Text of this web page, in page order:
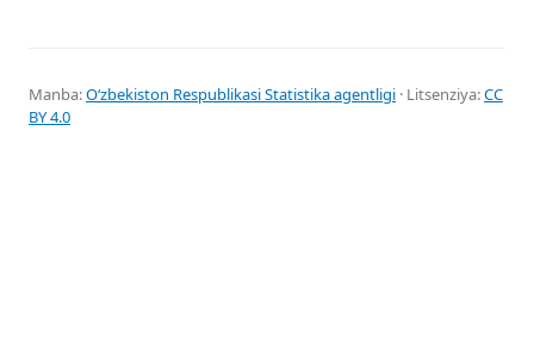
Manba:Oʻzbekiston Respublikasi Statistika agentligi · Litsenziya:CC
BY 4.0